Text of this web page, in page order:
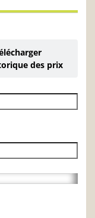
des prix